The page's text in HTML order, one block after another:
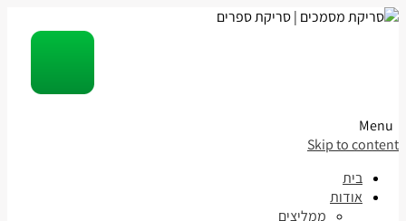
Skip to content
בית
אודות
ממליצים